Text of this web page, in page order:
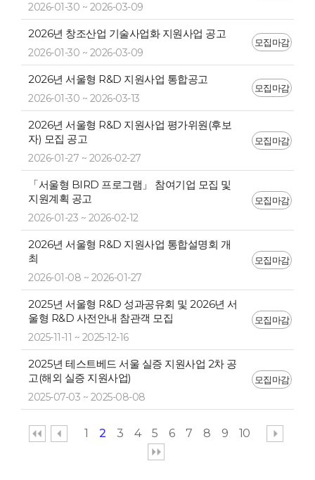
2026-01-30 ~ 2026-03-09
2026년 창조산업 기술사업화 지원사업 공고
2026-01-30 ~ 2026-03-09
모집마감
2026년 서울형 R&D 지원사업 통합공고
2026-01-30 ~ 2026-03-13
모집마감
2026년 서울형 R&D 지원사업 평가위원(후보
자) 모집 공고
2026-01-27 ~ 2026-02-27
모집마감
「서울형 BIRD 프로그램」 참여기업 모집 및
지원계획 공고
2026-01-23 ~ 2026-02-12
모집마감
2026년 서울형 R&D 지원사업 통합설명회 개
최
2026-01-08 ~ 2026-01-27
모집마감
2025년 서울형 R&D 성과공유회 및 2026년 서
울형 R&D 사전안내 참관객 모집
2025-11-11 ~ 2025-12-16
모집마감
2025년 테스트베드 서울 실증 지원사업 2차 공
고(해외 실증 지원사업)
2025-07-03 ~ 2025-08-08
모집마감
1 2 3 4 5 6 7 8 9 10